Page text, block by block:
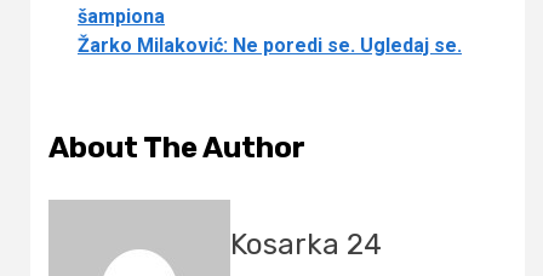
šampiona
Žarko Milaković: Ne poredi se. Ugledaj se.
About The Author
Kosarka 24